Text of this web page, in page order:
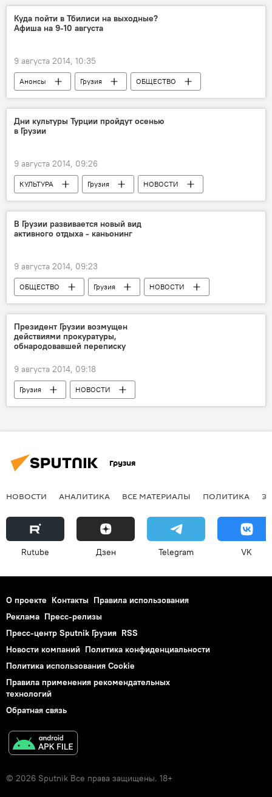
Куда пойти в Тбилиси на выходные?
Афиша на 9-10 августа
9 августа 2014, 10:35
Анонсы Грузия
ОБЩЕСТВО
КУЛЬТУРА
НОВОСТИ СПОРТ
Дни культуры Турции пройдут осенью
в Грузии
9 августа 2014, 09:26
КУЛЬТУРА Грузия НОВОСТИ
В Грузии развивается новый вид
активного отдыха - каньонинг
9 августа 2014, 09:23
ОБЩЕСТВО Грузия НОВОСТИ
Президент Грузии возмущен
действиями прокуратуры,
обнародовавшей переписку
9 августа 2014, 09:18
Грузия НОВОСТИ
Грузия
НОВОСТИ АНАЛИТИКА ВСЕ МАТЕРИАЛЫ ПОЛИТИКА
Rutube Дзен Telegram VK
О проекте Контакты Правила использования
Реклама Пресс-релизы
Пресс-центр Sputnik Грузия RSS
Новости компаний Политика конфиденциальности
Политика использования Cookie
Правила применения рекомендательных
технологий
Обратная связь
© 2026 Sputnik Все права защищены. 18+